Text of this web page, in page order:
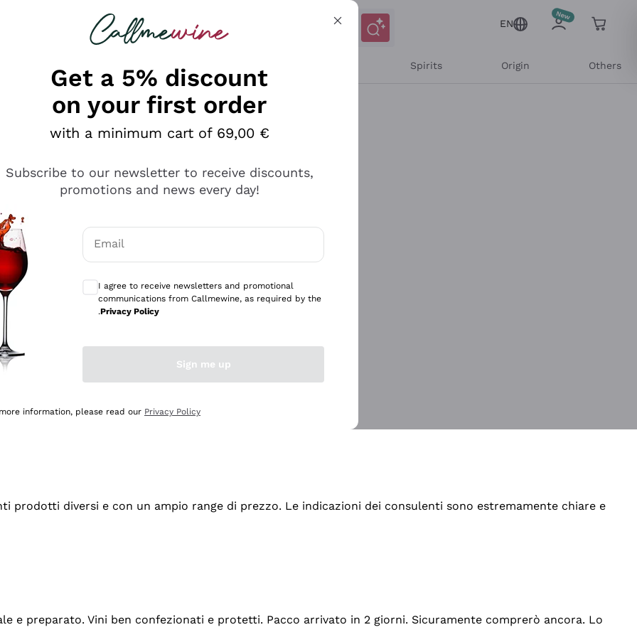
looking for
EN
Spirits Origin Others
professionalità
diversi e con un ampio range di prezzo. Le indicazioni dei consulenti sono estremamente chiare e
e preparato. Vini ben confezionati e protetti. Pacco arrivato in 2 giorni. Sicuramente comprerò ancora. Lo
Get a 5% discount
on your first order
with a minimum cart of 69,00 €
Subscribe to our newsletter to receive discounts,
promotions and news every day!
Email
I agree to receive newsletters and promotional
communications from Callmewine, as required by the
.Privacy Policy
Sign me up
information, please read our Privacy Policy